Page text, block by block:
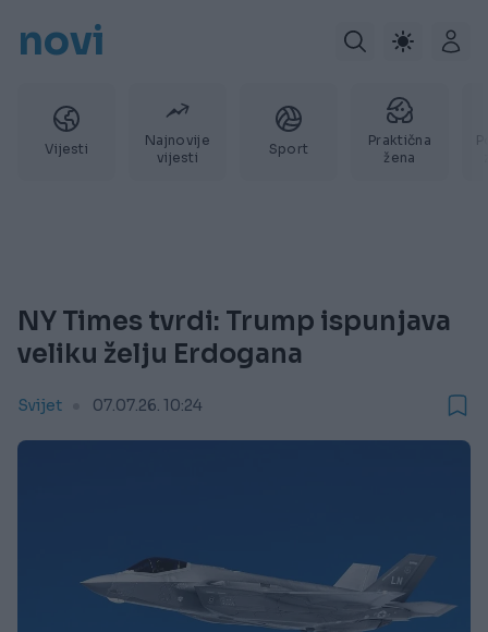
novi
Vijesti
Najnovije
vijesti
Sport
Praktična
žena
NY Times tvrdi: Trump ispunjava
veliku želju Erdogana
Svijet 07.07.26. 10:24